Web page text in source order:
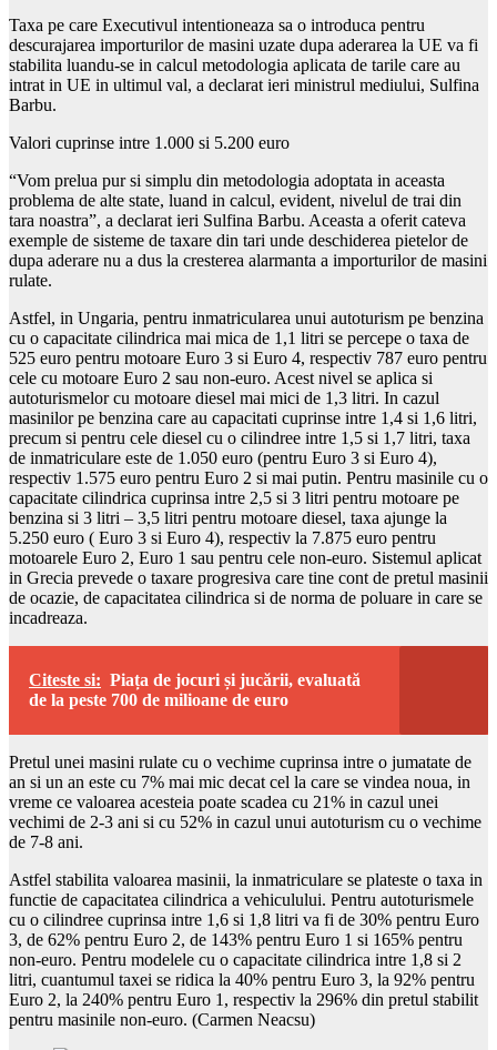
Taxa pe care Executivul intentioneaza sa o introduca pentru
descurajarea importurilor de masini uzate dupa aderarea la UE va fi
stabilita luandu-se in calcul metodologia aplicata de tarile care au
intrat in UE in ultimul val, a declarat ieri ministrul mediului, Sulfina
Barbu.
Valori cuprinse intre 1.000 si 5.200 euro
“Vom prelua pur si simplu din metodologia adoptata in aceasta
problema de alte state, luand in calcul, evident, nivelul de trai din
tara noastra”, a declarat ieri Sulfina Barbu. Aceasta a oferit cateva
exemple de sisteme de taxare din tari unde deschiderea pietelor de
dupa aderare nu a dus la cresterea alarmanta a importurilor de masini
rulate.
Astfel, in Ungaria, pentru inmatricularea unui autoturism pe benzina
cu o capacitate cilindrica mai mica de 1,1 litri se percepe o taxa de
525 euro pentru motoare Euro 3 si Euro 4, respectiv 787 euro pentru
cele cu motoare Euro 2 sau non-euro. Acest nivel se aplica si
autoturismelor cu motoare diesel mai mici de 1,3 litri. In cazul
masinilor pe benzina care au capacitati cuprinse intre 1,4 si 1,6 litri,
precum si pentru cele diesel cu o cilindree intre 1,5 si 1,7 litri, taxa
de inmatriculare este de 1.050 euro (pentru Euro 3 si Euro 4),
respectiv 1.575 euro pentru Euro 2 si mai putin. Pentru masinile cu o
capacitate cilindrica cuprinsa intre 2,5 si 3 litri pentru motoare pe
benzina si 3 litri – 3,5 litri pentru motoare diesel, taxa ajunge la
5.250 euro ( Euro 3 si Euro 4), respectiv la 7.875 euro pentru
motoarele Euro 2, Euro 1 sau pentru cele non-euro. Sistemul aplicat
in Grecia prevede o taxare progresiva care tine cont de pretul masinii
de ocazie, de capacitatea cilindrica si de norma de poluare in care se
incadreaza.
Citeste si: Piața de jocuri și jucării, evaluată
de la peste 700 de milioane de euro
Pretul unei masini rulate cu o vechime cuprinsa intre o jumatate de
an si un an este cu 7% mai mic decat cel la care se vindea noua, in
vreme ce valoarea acesteia poate scadea cu 21% in cazul unei
vechimi de 2-3 ani si cu 52% in cazul unui autoturism cu o vechime
de 7-8 ani.
Astfel stabilita valoarea masinii, la inmatriculare se plateste o taxa in
functie de capacitatea cilindrica a vehiculului. Pentru autoturismele
cu o cilindree cuprinsa intre 1,6 si 1,8 litri va fi de 30% pentru Euro
3, de 62% pentru Euro 2, de 143% pentru Euro 1 si 165% pentru
non-euro. Pentru modelele cu o capacitate cilindrica intre 1,8 si 2
litri, cuantumul taxei se ridica la 40% pentru Euro 3, la 92% pentru
Euro 2, la 240% pentru Euro 1, respectiv la 296% din pretul stabilit
pentru masinile non-euro. (Carmen Neacsu)